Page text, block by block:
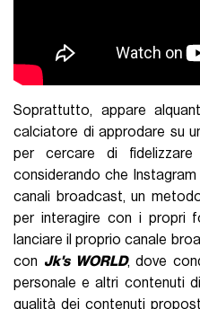
Soprattutto, appare
calciatore di approdare su
per cercare di
considerando che
canali broadcast, un
per interagire con i propri
lanciare il proprio canale
con Jk's WORLD, dove
personale e altri contenuti
qualità dei contenuti